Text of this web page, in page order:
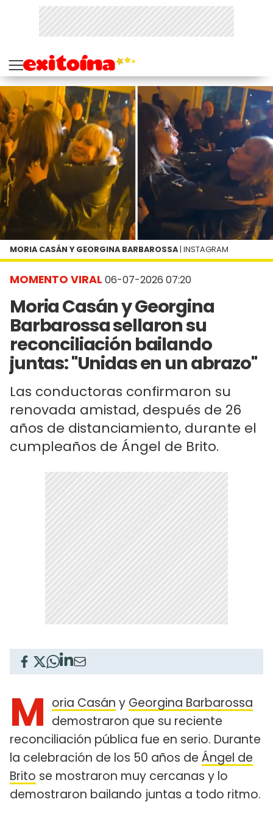
MOMENTO VIRAL 06-07-2026 07:20
Moria Casán y Georgina
Barbarossa sellaron su
reconciliación bailando
juntas: "Unidas en un abrazo"
Las conductoras confirmaron su
renovada amistad, después de 26
años de distanciamiento, durante el
cumpleaños de Ángel de Brito.
MORIA CASÁN Y GEORGINA BARBAROSSA | INSTAGRAM
M oria Casán y Georgina Barbarossa
demostraron que su reciente
reconciliación pública fue en serio. Durante
la celebración de los 50 años de Ángel de
Brito se mostraron muy cercanas y lo
demostraron bailando juntas a todo ritmo.